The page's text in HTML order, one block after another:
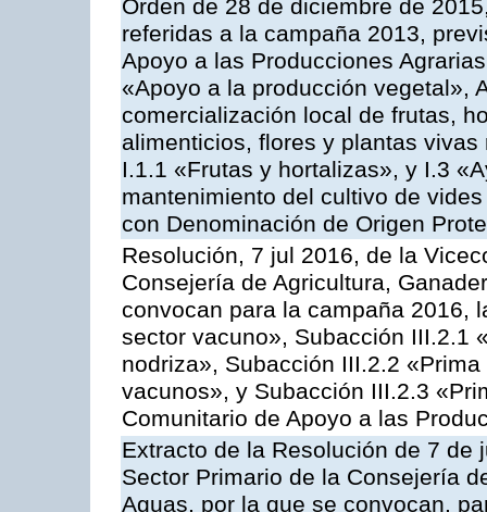
Orden de 28 de diciembre de
referidas a la campaña 2013,
Apoyo a las Producciones
«Apoyo a la producción vegetal»,
comercialización local de frutas,
alimenticios, flores y plantas
I.1.1 «Frutas y hortalizas», y I.3
mantenimiento del cultivo de
con Denominación de Origen
Resolución, 7 jul 2016, de la
Consejería de Agricultura,
convocan para la campaña 2016,
sector vacuno», Subacción III.2.1
nodriza», Subacción III.2.2
vacunos», y Subacción III.2.3
Comunitario de Apoyo a las
Extracto de la Resolución de 7
Sector Primario de la Consejería
Aguas, por la que se convocan,